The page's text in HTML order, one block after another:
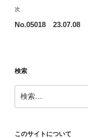
ビ
ゲ
ン
稿
次
の
次
No.05018 23.07.08
検索
索:
このサイトについて